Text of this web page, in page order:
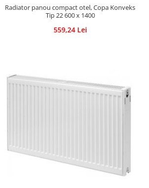
Radiator panou compact otel, Copa Konveks
Tip 22 600 x 1400
559,24 Lei